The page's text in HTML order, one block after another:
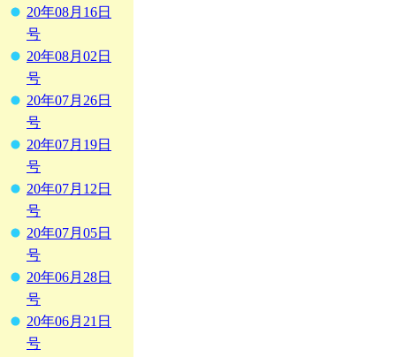
20年08月16日
号
20年08月02日
号
20年07月26日
号
20年07月19日
号
20年07月12日
号
20年07月05日
号
20年06月28日
号
20年06月21日
号